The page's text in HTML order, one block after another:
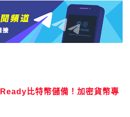
比特幣儲備！加密貨幣專